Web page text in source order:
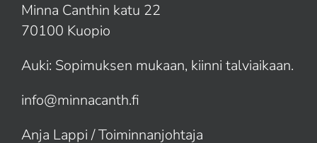
Minna Canthin katu 22
70100 Kuopio
Auki: Sopimuksen mukaan, kiinni talviaikaan.
info@minnacanth.fi
Anja Lappi / Toiminnanjohtaja